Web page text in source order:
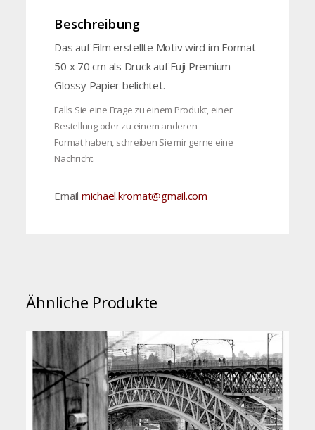
Beschreibung
Das auf Film erstellte Motiv wird im Format
50 x 70 cm als Druck auf Fuji Premium
Glossy Papier belichtet.
Falls Sie eine Frage zu einem Produkt, einer
Bestellung oder zu einem anderen
Format haben, schreiben Sie mir gerne eine
Nachricht.
Email michael.kromat@gmail.com
Ähnliche Produkte